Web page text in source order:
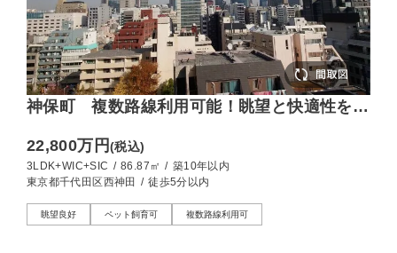
神保町 複数路線利用可能！眺望と快適性を備
22,800万円(税込)
3LDK+WIC+SIC / 86.87㎡ / 築10年以内
東京都千代田区西神田 / 徒歩5分以内
眺望良好 ペット飼育可 複数路線利用可